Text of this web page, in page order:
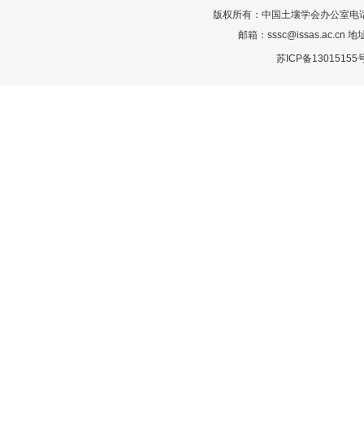
版权所有：中国土壤学会办公室
邮箱：sssc@issas.ac.cn 地
苏ICP备13015155